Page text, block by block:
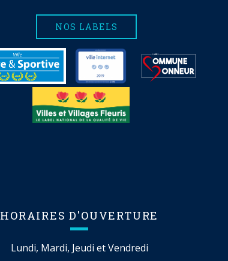
NOS LABELS
HORAIRES D'OUVERTURE
Lundi, Mardi, Jeudi et Vendredi